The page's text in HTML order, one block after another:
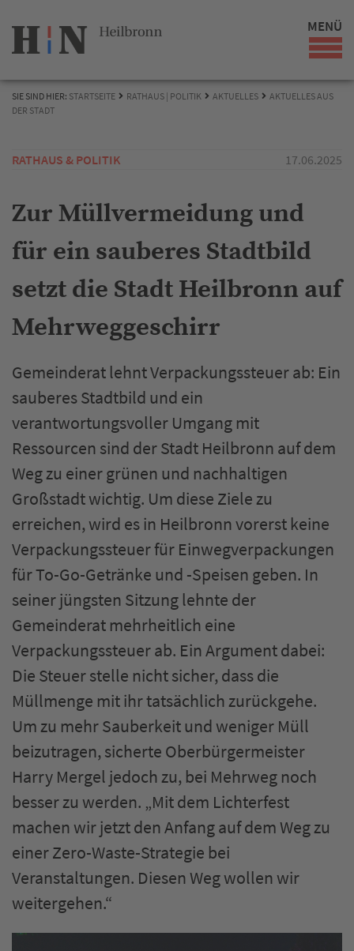
MENÜ
SIE SIND HIER: STARTSEITE RATHAUS | POLITIK AKTUELLES
AKTUELLES AUS
DER STADT
RATHAUS & POLITIK 17.06.2025
Zur Müllvermeidung und
für ein sauberes Stadtbild
setzt die Stadt Heilbronn auf
Mehrweggeschirr
Gemeinderat lehnt Verpackungssteuer ab: Ein
sauberes Stadtbild und ein
verantwortungsvoller Umgang mit
Ressourcen sind der Stadt Heilbronn auf dem
Weg zu einer grünen und nachhaltigen
Großstadt wichtig. Um diese Ziele zu
erreichen, wird es in Heilbronn vorerst keine
Verpackungssteuer für Einwegverpackungen
für To-Go-Getränke und -Speisen geben. In
seiner jüngsten Sitzung lehnte der
Gemeinderat mehrheitlich eine
Verpackungssteuer ab. Ein Argument dabei:
Die Steuer stelle nicht sicher, dass die
Müllmenge mit ihr tatsächlich zurückgehe.
Um zu mehr Sauberkeit und weniger Müll
beizutragen, sicherte Oberbürgermeister
Harry Mergel jedoch zu, bei Mehrweg noch
besser zu werden. „Mit dem Lichterfest
machen wir jetzt den Anfang auf dem Weg zu
einer Zero-Waste-Strategie bei
Veranstaltungen. Diesen Weg wollen wir
weitergehen.“